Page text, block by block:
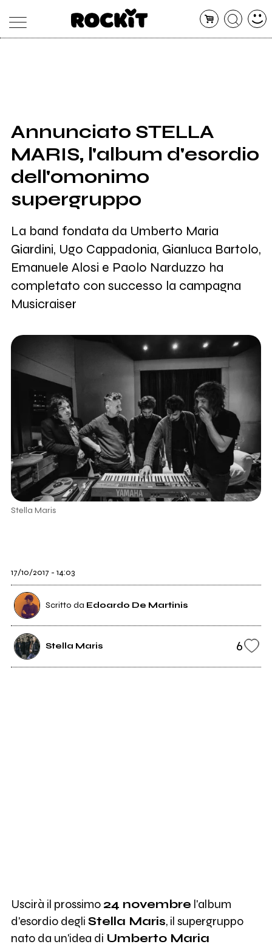
SHOP
RADIO
Annunciato STELLA
MARIS, l'album d'esordio
dell'omonimo
supergruppo
La band fondata da Umberto Maria
Giardini, Ugo Cappadonia, Gianluca Bartolo,
Emanuele Alosi e Paolo Narduzzo ha
completato con successo la campagna
Musicraiser
Stella Maris
17/10/2017 - 14:03
Scritto da Edoardo De Martinis
Stella Maris 6
Uscirà il prossimo 24 novembre l'album
d'esordio degli Stella Maris, il supergruppo
nato da un'idea di Umberto Maria